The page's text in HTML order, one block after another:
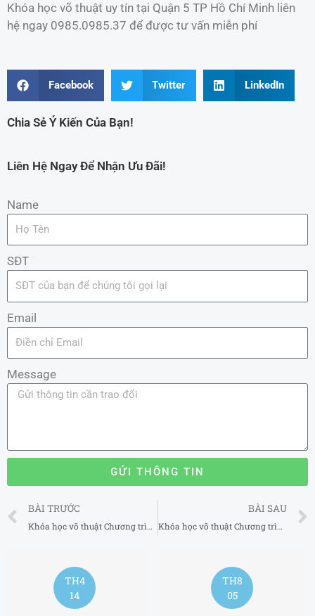
Khóa học võ thuật uy tín tại Quận 5 TP Hồ Chí Minh liên
hệ ngay 0985.0985.37 để được tư vấn miễn phí
Facebook Twitter LinkedIn
Chia Sẻ Ý Kiến Của Bạn!
Liên Hệ Ngay Để Nhận Ưu Đãi!
Name
SĐT
Email
Message
GỬI THÔNG TIN
Prev
BÀI TRƯỚC
Khóa học võ thuật Chương trình huấn luyện MMA uy tín tại Quận 4 TP Hồ Chí Minh
BÀI SAU
Khóa học võ thuật Chương trình huấn luyện MMA uy tín tại Quận 6 TP Hồ Chí Minh
TH8
05
TH4
15